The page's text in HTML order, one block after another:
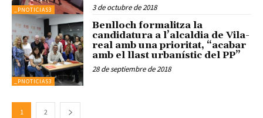
_PNOTICIAS3 3 de octubre de 2018
_PNOTICIAS3
Benlloch formalitza la
candidatura a l’alcaldia de Vila-
real amb una prioritat, “acabar
amb el llast urbanístic del PP”
28 de septiembre de 2018
1 2